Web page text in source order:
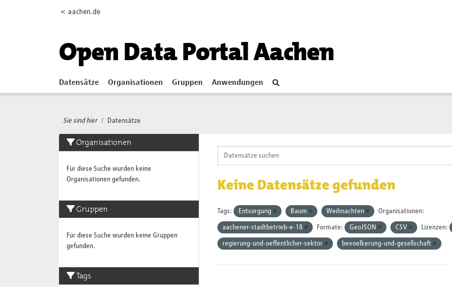
< aachen.de
Open Data Portal Aachen
Datensätze Organisationen Gruppen Anwendungen
Sie sind hier Datensätze
Organisationen
Für diese Suche wurden keine
Organisationen gefunden.
Gruppen
Für diese Suche wurden keine Gruppen
gefunden.
Tags
Keine Datensätze gefunden
Tags: Entsorgung Baum Weihnachten Organisationen:
aachener-stadtbetrieb-e-18 Formate: GeoJSON CSV Lizenzen:
regierung-und-oeffentlicher-sektor bevoelkerung-und-gesellschaft